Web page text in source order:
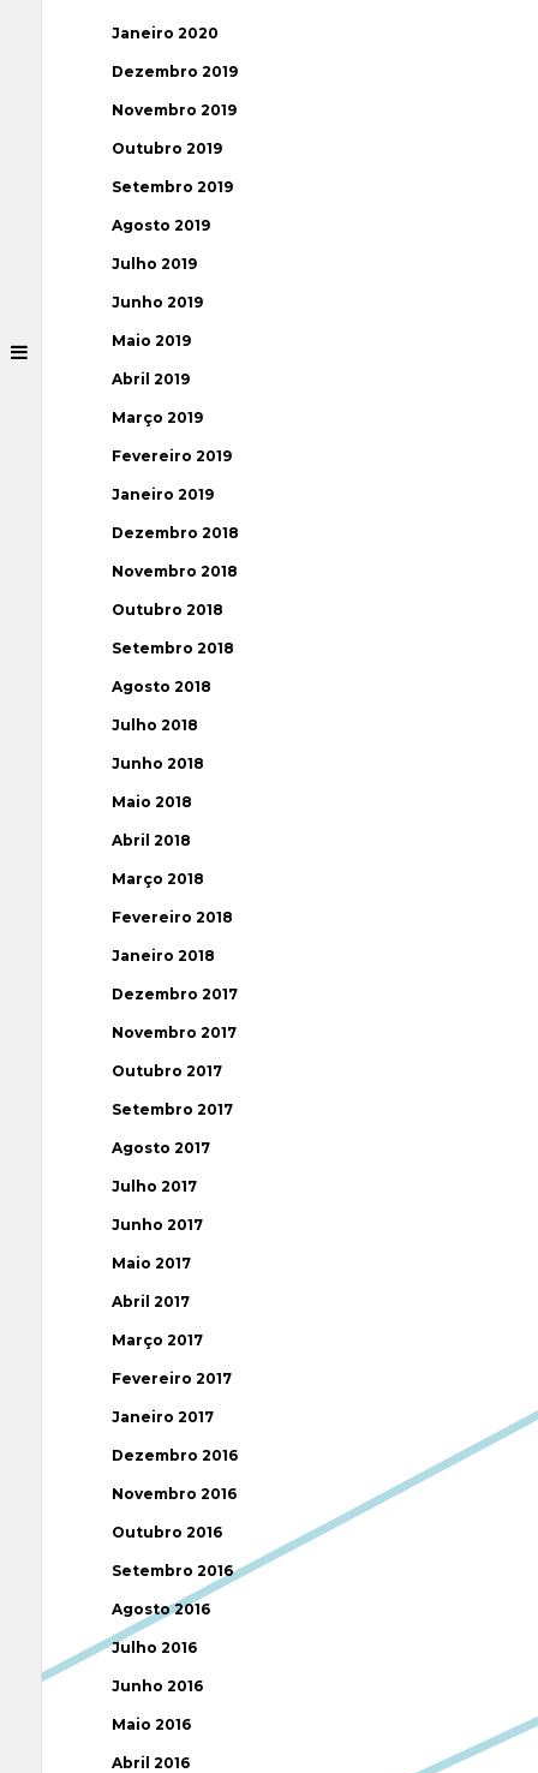
Janeiro 2020
Dezembro 2019
Novembro 2019
Outubro 2019
Setembro 2019
Agosto 2019
Julho 2019
Junho 2019
Maio 2019
Abril 2019
Março 2019
Fevereiro 2019
Janeiro 2019
Dezembro 2018
Novembro 2018
Outubro 2018
Setembro 2018
Agosto 2018
Julho 2018
Junho 2018
Maio 2018
Abril 2018
Março 2018
Fevereiro 2018
Janeiro 2018
Dezembro 2017
Novembro 2017
Outubro 2017
Setembro 2017
Agosto 2017
Julho 2017
Junho 2017
Maio 2017
Abril 2017
Março 2017
Fevereiro 2017
Janeiro 2017
Dezembro 2016
Novembro 2016
Outubro 2016
Setembro 2016
Agosto 2016
Julho 2016
Junho 2016
Maio 2016
Abril 2016